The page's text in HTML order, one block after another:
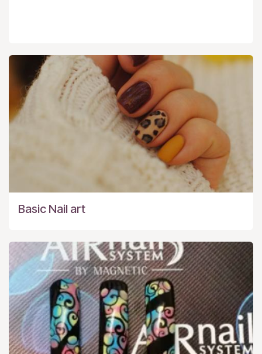
Basic Nail art